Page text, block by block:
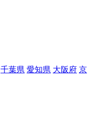
千葉県 愛知県 大阪府 京